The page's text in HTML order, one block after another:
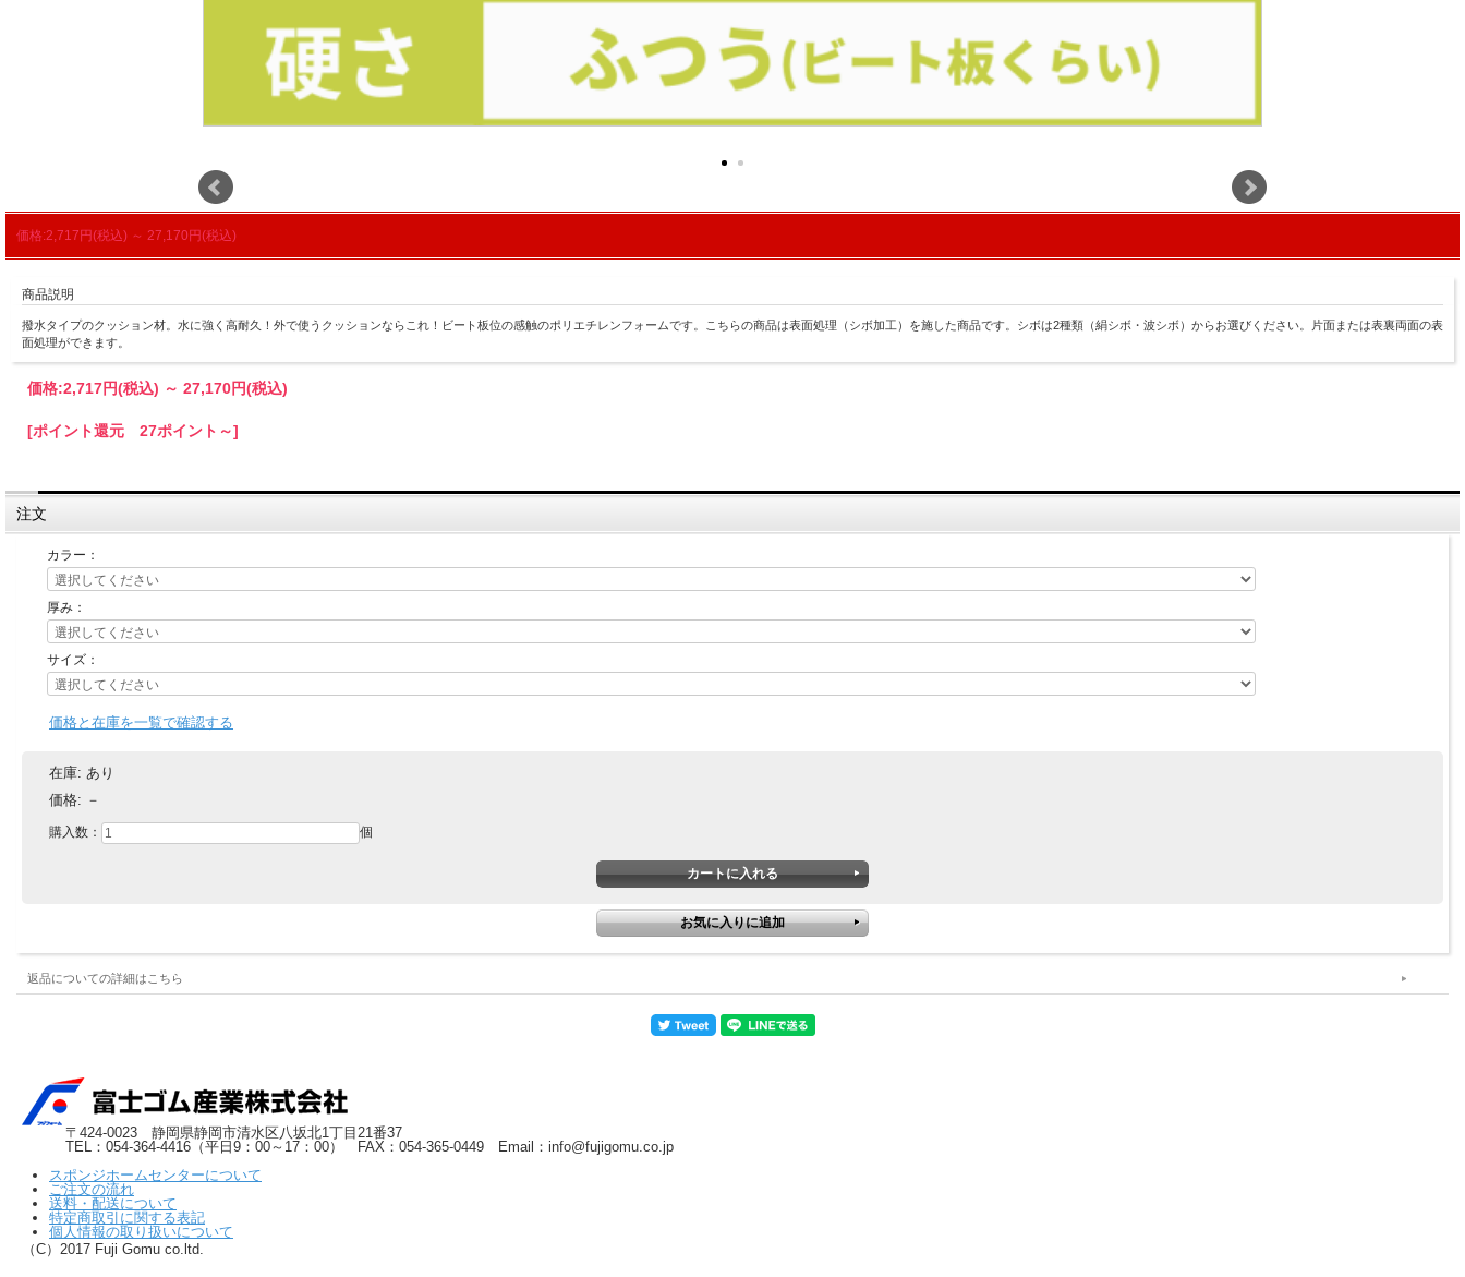
価格:2,717円(税込) ～ 27,170円(税込)
商品説明
撥水タイプのクッション材。水に強く高耐久！外で使うクッションならこれ！ビート板位の感触のポリエチレンフォームです。こちらの商品は表面処理（シボ加工）を施した商品です。シボは2種類（絹シボ・波シボ）からお選びください。片面または表裏両面の表
面処理ができます。
価格:2,717円(税込) ～ 27,170円(税込)
[ポイント還元 27ポイント～]
注文
カラー：
厚み：
サイズ：
価格と在庫を一覧で確認する
在庫: あり
価格: －
購入数： 個
返品についての詳細はこちら
〒424-0023 静岡県静岡市清水区八坂北1丁目21番37
TEL：054-364-4416（平日9：00～17：00） FAX：054-365-0449 Email：info@fujigomu.co.jp
スポンジホームセンターについて
ご注文の流れ
送料・配送について
特定商取引に関する表記
個人情報の取り扱いについて
（C）2017 Fuji Gomu co.ltd.